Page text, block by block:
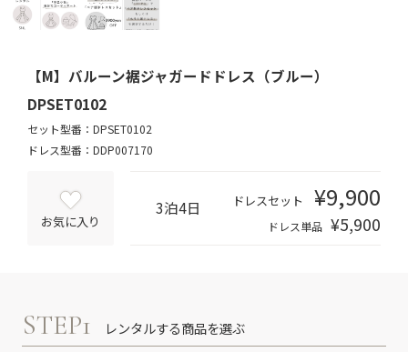
【M】バルーン裾ジャガードドレス（ブルー）
DPSET0102
セット型番：DPSET0102
ドレス型番：DDP007170
お気に入り
3泊4日 ドレスセット ¥9,900
ドレス単品 ¥5,900
STEP1 レンタルする商品を選ぶ